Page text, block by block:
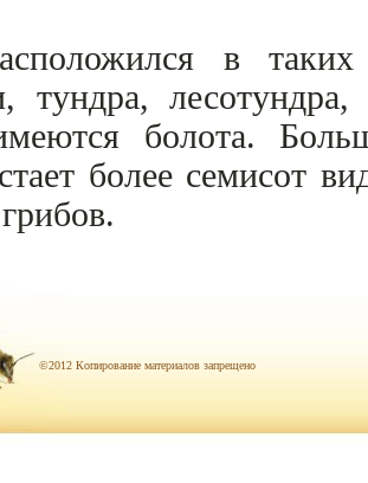
в
тундра,
болота.
более семисот
©2012 Копирование материалов запрещено